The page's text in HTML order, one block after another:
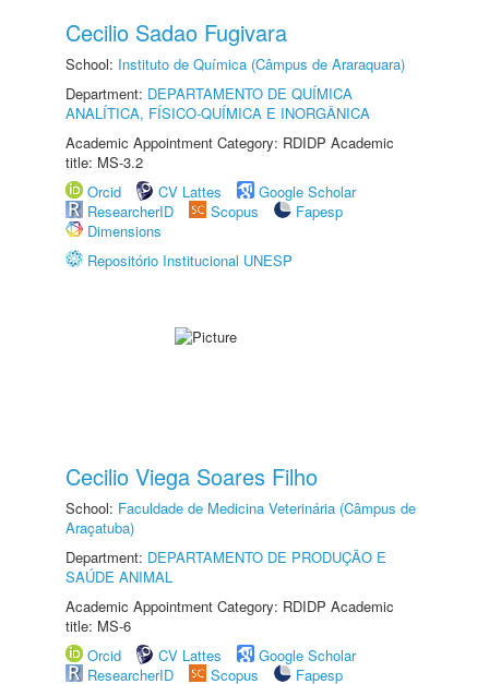
Cecilio Sadao Fugivara
School: Instituto de Química (Câmpus de Araraquara)
Department: DEPARTAMENTO DE QUÍMICA
ANALÍTICA, FÍSICO-QUÍMICA E INORGÂNICA
Academic Appointment Category: RDIDP Academic
title: MS-3.2
Orcid
CV Lattes
Google Scholar
ResearcherID
Scopus
Fapesp
Dimensions
Repositório Institucional UNESP
Cecilio Viega Soares Filho
School: Faculdade de Medicina Veterinária (Câmpus de
Araçatuba)
Department: DEPARTAMENTO DE PRODUÇÃO E
SAÚDE ANIMAL
Academic Appointment Category: RDIDP Academic
title: MS-6
Orcid
CV Lattes
Google Scholar
ResearcherID
Scopus
Fapesp